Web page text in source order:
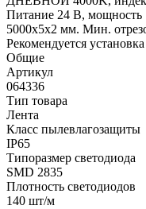
Питание 24 В, мощность
5000х5х2 мм. Мин.
Рекомендуется
Общие
Артикул
064336
Тип товара
Лента
Класс пылевлагозащиты
IP65
Типоразмер светодиода
SMD 2835
Плотность светодиодов
140 шт/м